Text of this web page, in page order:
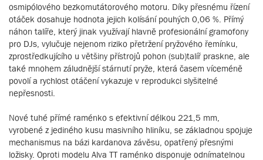
osmipólového bezkomutátorového motoru. Díky přesnému řízení
otáček dosahuje hodnota jejich kolísání pouhých 0,06 %. Přímý
náhon talíře, který jinak využívají hlavně profesionální gramofony
pro DJs, vylučuje nejenom riziko přetržení pryžového řemínku,
zprostředkujícího u většiny přístrojů pohon (sub)talíř praskne, ale
také mnohem záludnější stárnutí pryže, která časem víceméně
povolí a rychlost otáčení vykazuje v reprodukci slyšitelné
nepřesnosti.
Nové tuhé přímé raménko s efektivní délkou 221,5 mm,
vyrobené z jediného kusu masivního hliníku, se základnou spojuje
mechanismus na bázi kardanova závěsu, opatřený přesnými
ložisky. Oproti modelu Alva TT raménko disponuje odnímatelnou